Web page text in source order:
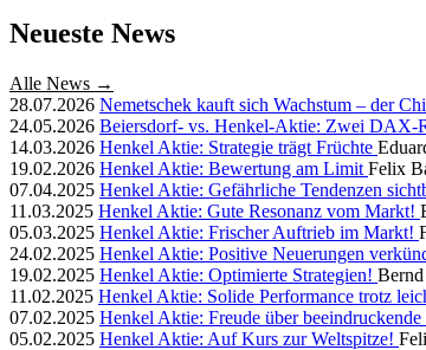
Neueste News
Alle News →
28.07.2026 Nemetschek kauft sich Wachstum – der
24.05.2026 Beiersdorf- vs. Henkel-Aktie: Zwei DAX-
14.03.2026 Henkel Aktie: Strategie trägt Früchte
19.02.2026 Henkel Aktie: Bewertung am Limit Felix
07.04.2025 Henkel Aktie: Gefährliche Tendenzen
11.03.2025 Henkel Aktie: Gute Resonanz vom Markt!
05.03.2025 Henkel Aktie: Frischer Auftrieb im Markt!
24.02.2025 Henkel Aktie: Positive Neuerungen
19.02.2025 Henkel Aktie: Optimierte Strategien!
11.02.2025 Henkel Aktie: Solide Performance trotz
07.02.2025 Henkel Aktie: Freude über beeindruckende
05.02.2025 Henkel Aktie: Auf Kurs zur Weltspitze!